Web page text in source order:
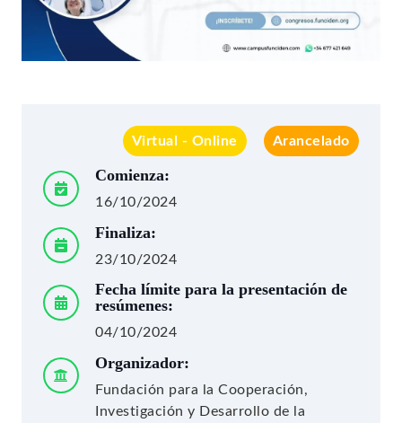
Virtual - Online Arancelado
Comienza:
16/10/2024
Finaliza:
23/10/2024
Fecha límite para la presentación de
resúmenes:
04/10/2024
Organizador:
Fundación para la Cooperación,
Investigación y Desarrollo de la